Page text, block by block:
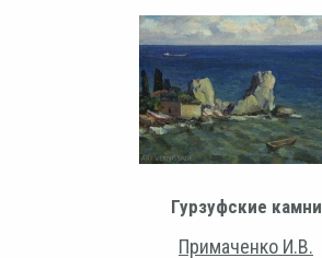
Гурзуфские камни
Примаченко И.В.